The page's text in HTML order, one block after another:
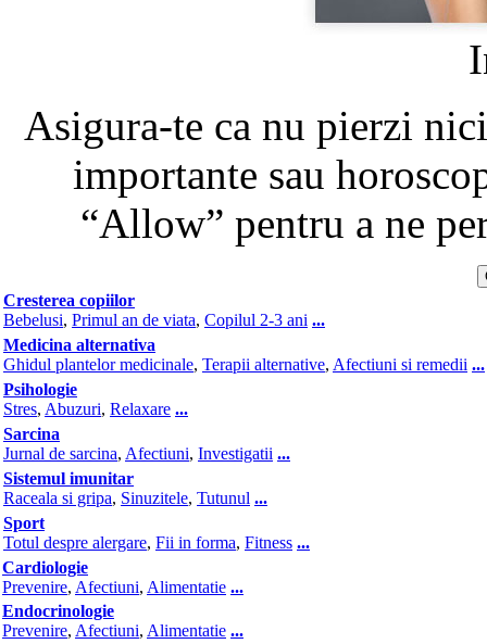
Asigura-te ca nu pierzi
importante sau
“Allow” pentru a ne
Cresterea copiilor
Bebelusi, Primul an de viata, Copilul 2-3 ani ...
Medicina alternativa
Ghidul plantelor medicinale, Terapii alternative, Afectiuni si remedii ...
Psihologie
Stres, Abuzuri, Relaxare ...
Sarcina
Jurnal de sarcina, Afectiuni, Investigatii ...
Sistemul imunitar
Raceala si gripa, Sinuzitele, Tutunul ...
Sport
Totul despre alergare, Fii in forma, Fitness ...
Cardiologie
Prevenire, Afectiuni, Alimentatie ...
Endocrinologie
Prevenire, Afectiuni, Alimentatie ...